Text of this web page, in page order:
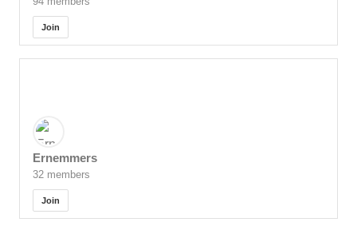
Join
Ernemmers
32 members
Join